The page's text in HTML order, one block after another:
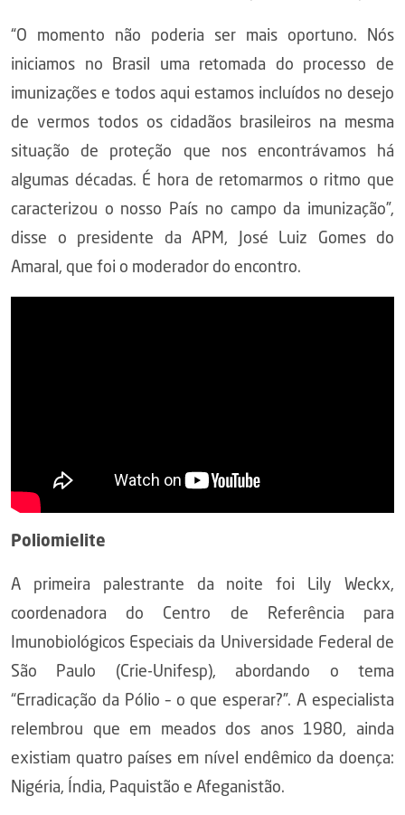
“O momento não poderia ser mais oportuno. Nós
iniciamos no Brasil uma retomada do processo de
imunizações e todos aqui estamos incluídos no desejo
de vermos todos os cidadãos brasileiros na mesma
situação de proteção que nos encontrávamos há
algumas décadas. É hora de retomarmos o ritmo que
caracterizou o nosso País no campo da imunização”,
disse o presidente da APM, José Luiz Gomes do
Amaral, que foi o moderador do encontro.
Poliomielite
A primeira palestrante da noite foi Lily Weckx,
coordenadora do Centro de Referência para
Imunobiológicos Especiais da Universidade Federal de
São Paulo (Crie-Unifesp), abordando o tema
“Erradicação da Pólio – o que esperar?”. A especialista
relembrou que em meados dos anos 1980, ainda
existiam quatro países em nível endêmico da doença:
Nigéria, Índia, Paquistão e Afeganistão.